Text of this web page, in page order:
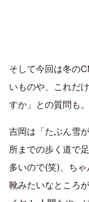
そして今回は冬の
いものや、これだ
すか」との質問も。
吉岡は「たぶん雪
所までの歩く道で
多いので(笑)、ち
靴みたいなところ